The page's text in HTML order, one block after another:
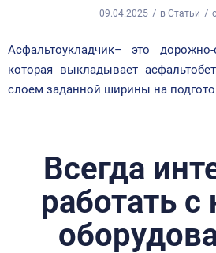
09.04.2025 / в Статьи /
Асфальтоукладчик– это дорожно-
которая выкладывает
слоем заданной ширины на
Всегда
работать